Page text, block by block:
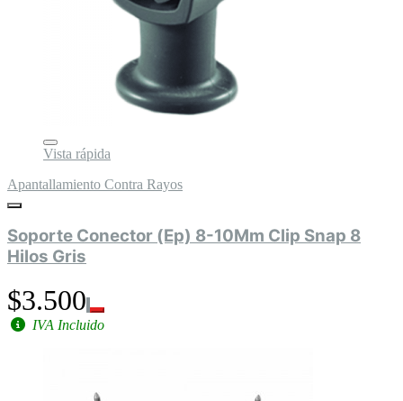
Vista rápida
Apantallamiento Contra Rayos
Soporte Conector (Ep) 8-10Mm Clip Snap 8
Hilos Gris
$3.500
IVA Incluido